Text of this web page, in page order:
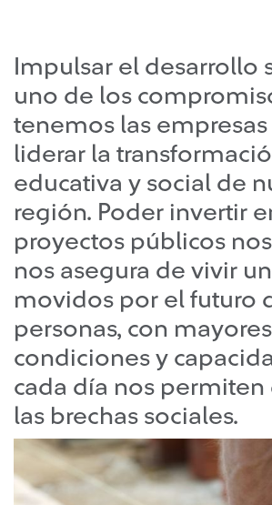
Impulsar el desarrollo
uno de los
tenemos las empresas
liderar la
educativa y social de
región. Poder invertir
proyectos públicos
nos asegura de vivir
movidos por el futuro
personas, con mayores
condiciones y
cada día nos
las brechas sociales.